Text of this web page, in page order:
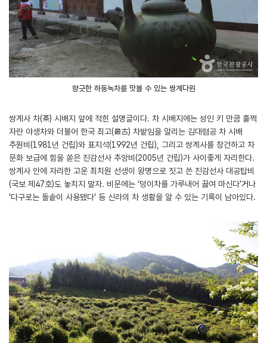
향긋한 하동녹차를 맛볼 수 있는 쌍계다원
쌍계사 차(茶) 시배지 앞에 적힌 설명글이다. 차 시배지에는 성인 키 만큼 훌쩍
자란 야생차와 더불어 한국 최고(最古) 차밭임을 알리는 김대렴공 차 시배
추원비(1981년 건립)와 표지석(1992년 건립), 그리고 쌍계사를 창건하고 차
문화 보급에 힘을 쏟은 진감선사 추앙비(2005년 건립)가 사이좋게 자리한다.
쌍계사 안에 자리한 고운 최치원 선생이 왕명으로 짓고 쓴 진감선사 대공탑비
(국보 제47호)도 놓치지 말자. 비문에는 ‘덩이차를 가루내어 끓여 마신다’거나
‘다구로는 돌솥이 사용됐다’ 등 신라의 차 생활을 알 수 있는 기록이 남아있다.